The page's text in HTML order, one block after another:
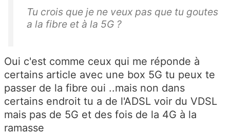
Tu crois que je ne veux pas que tu goutes
a la fibre et à la 5G ?
Oui c'est comme ceux qui me réponde à
certains article avec une box 5G tu peux te
passer de la fibre oui ..mais non dans
certains endroit tu a de l'ADSL voir du VDSL
mais pas de 5G et des fois de la 4G à la
ramasse